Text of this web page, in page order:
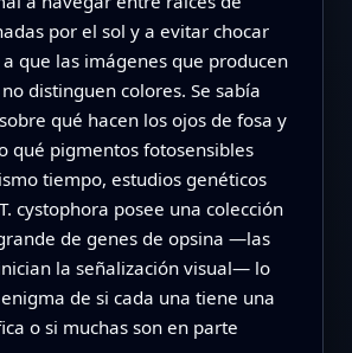
por el sol y a evitar chocar
que las imágenes que producen
distinguen colores. Se sabía
qué hacen los ojos de fosa y
qué pigmentos fotosensibles
tiempo, estudios genéticos
cystophora posee una colección
de genes de opsina —las
la señalización visual— lo
de si cada una tiene una
o si muchas son en parte